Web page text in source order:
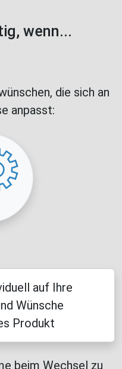
wenn...
die sich an
anpasst:
auf Ihre
Wünsche
Produkt
beim Wechsel zu